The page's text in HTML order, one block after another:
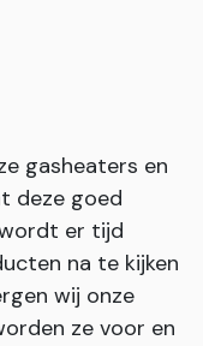
gasheaters en
deze goed
er tijd
na te kijken
wij onze
ze voor en